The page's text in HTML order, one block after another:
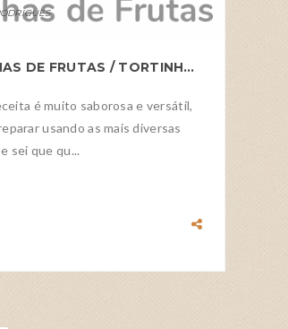
VÍDEO - BARRINHAS DE FRUTAS / TORTINHAS
é muito saborosa e versátil,
usando as mais diversas
sei que qu...